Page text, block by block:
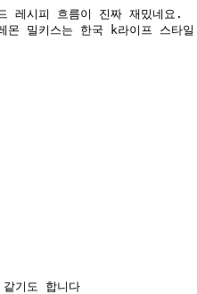
레시피 흐름이 진짜 재밌네요.
몬 밀키스는 한국 k라이프 스
기도 합니다